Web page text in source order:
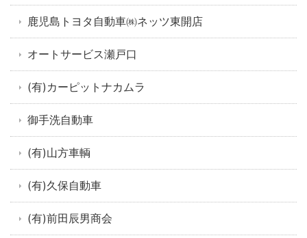
鹿児島トヨタ自動車㈱ネッツ東開店
オートサービス瀬戸口
(有)カーピットナカムラ
御手洗自動車
(有)山方車輌
(有)久保自動車
(有)前田辰男商会